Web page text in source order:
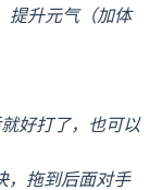
提升元气（加体
好打了，也可以
，拖到后面对手